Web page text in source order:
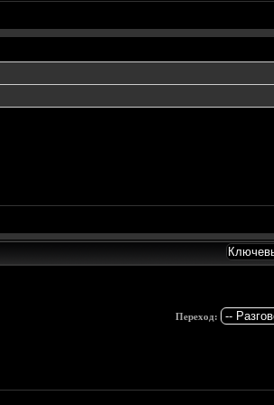
Переход: